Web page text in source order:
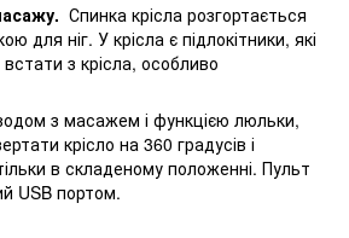
Спинка крісла розгортається
для ніг. У крісла є підлокітники, які
з крісла, особливо
з масажем і функцією люльки,
крісло на 360 градусів і
в складеному положенні. Пульт
USB портом.